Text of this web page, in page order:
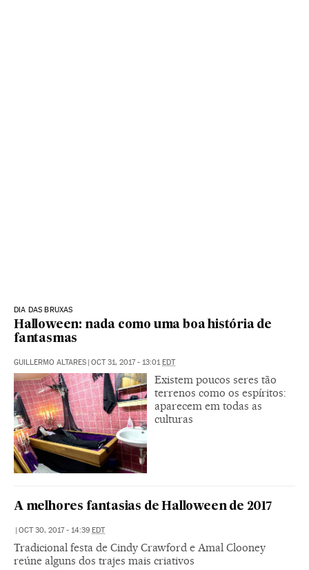
DIA DAS BRUXAS
Halloween: nada como uma boa história de
fantasmas
GUILLERMO ALTARES OCT 31, 2017 - 13:01 EDT
Existem poucos seres tão
terrenos como os espíritos:
aparecem em todas as
culturas
A melhores fantasias de Halloween de 2017
OCT 30, 2017 - 14:39 EDT
Tradicional festa de Cindy Crawford e Amal Clooney
reúne alguns dos trajes mais criativos